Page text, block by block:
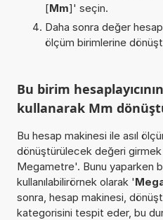
[Mm]' seçin.
Daha sonra değer
ölçüm birimlerine
Bu birim
kullanarak Mm
Bu hesap makinesi ile asıl
dönüştürülecek değeri
Megametre'. Bunu yaparken
kullanılabilirörnek olarak '
sonra, hesap makinesi,
kategorisini tespit eder, bu